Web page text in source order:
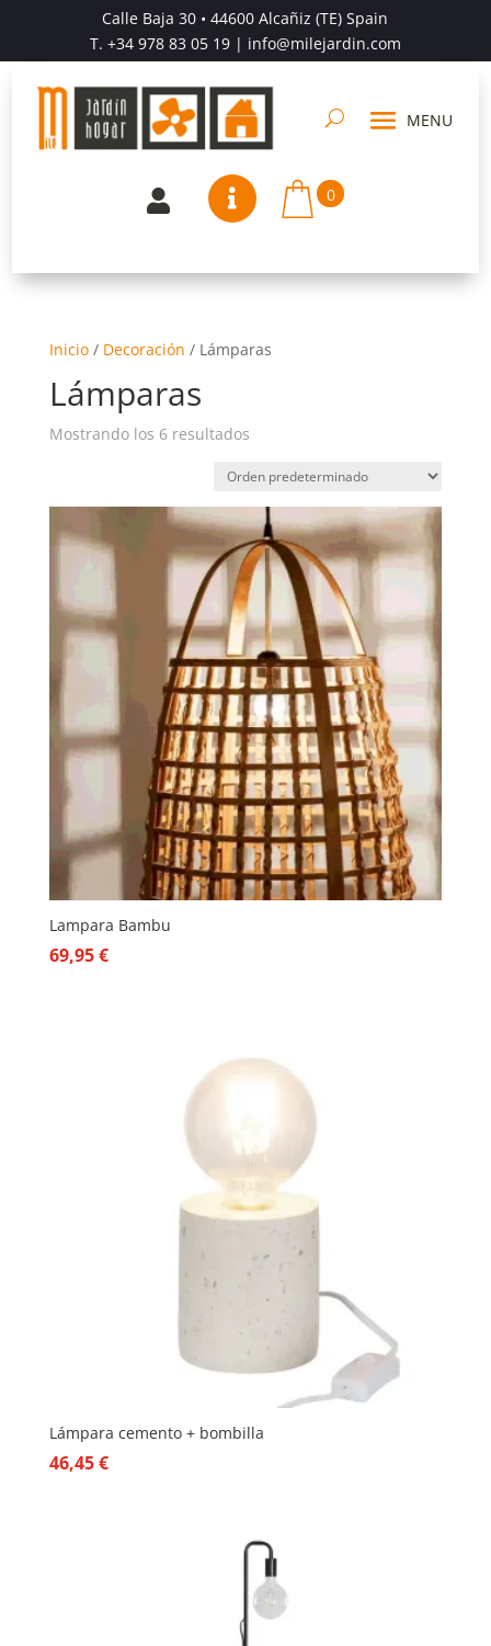
Calle Baja 30 • 44600 Alcañiz (TE) Spain
T. +34 978 83 05 19| info@milejardin.com
  0
Inicio/ Decoración / Lámparas
Lámparas
Mostrando los 6 resultados
Lampara Bambu
69,95€
Lámpara cemento + bombilla
46,45€